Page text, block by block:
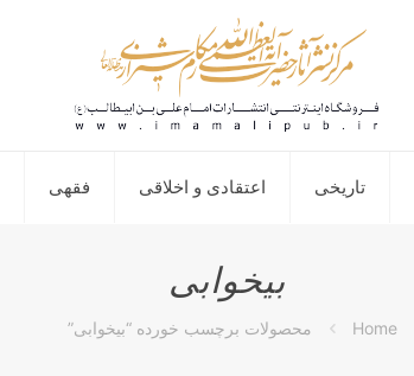
تاریخی اعتقادی و اخلاقی فقهی
بیخوابی
Home محصولات برچسب خورده “بیخوابی”